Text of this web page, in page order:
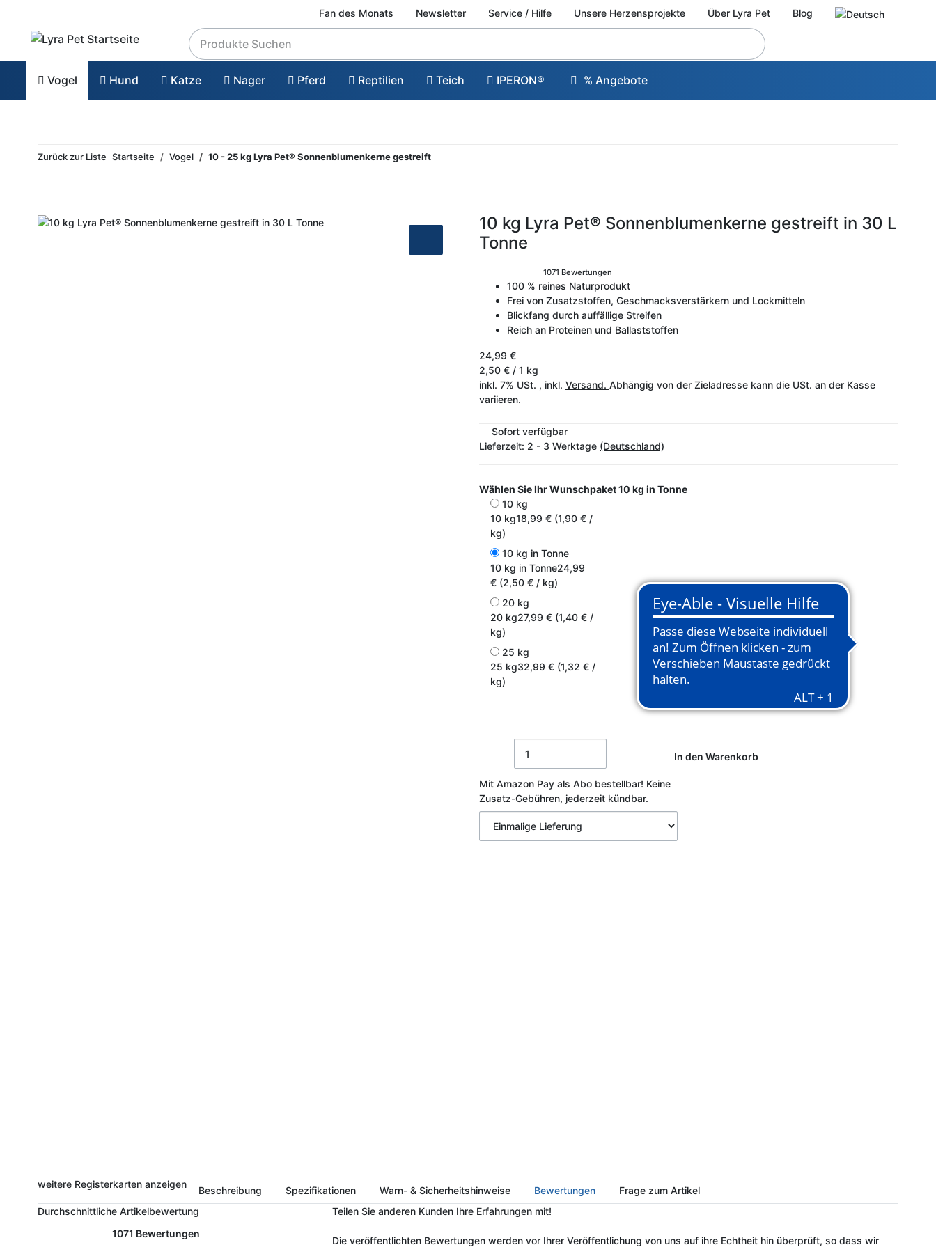
Fan des Monats Newsletter Service / Hilfe Unsere Herzensprojekte Über Lyra Pet Blog
Vogel Hund Katze Nager Pferd Reptilien Teich IPERON® % Angebote
Zurück zur Liste Startseite Vogel 10 - 25 kg Lyra Pet® Sonnenblumenkerne gestreift
10 kg Lyra Pet® Sonnenblumenkerne gestreift in 30 L
Tonne
1071 Bewertungen
100 % reines Naturprodukt
Frei von Zusatzstoffen, Geschmacksverstärkern und Lockmitteln
Blickfang durch auffällige Streifen
Reich an Proteinen und Ballaststoffen
24,99 €
2,50 € / 1 kg
inkl. 7% USt. , inkl. Versand. Abhängig von der Zieladresse kann die USt. an der Kasse
variieren.
Sofort verfügbar
Lieferzeit: 2 - 3 Werktage (Deutschland)
Wählen Sie Ihr Wunschpaket10 kg in Tonne
10 kg
10 kg18,99 € (1,90 € /
kg)
10 kg in Tonne
10 kg in Tonne24,99
€ (2,50 € / kg)
20 kg
20 kg27,99 € (1,40 € /
kg)
25 kg
25 kg32,99 € (1,32 € /
kg)
In den Warenkorb
Mit Amazon Pay als Abo bestellbar! Keine
Zusatz-Gebühren, jederzeit kündbar.
weitere Registerkarten anzeigen
Beschreibung Spezifikationen Warn- & Sicherheitshinweise Bewertungen
Frage zum Artikel
Durchschnittliche Artikelbewertung
1071 Bewertungen
Teilen Sie anderen Kunden Ihre Erfahrungen mit!
Die veröffentlichten Bewertungen werden vor Ihrer Veröffentlichung von uns auf ihre Echtheit hin überprüft, so dass wir